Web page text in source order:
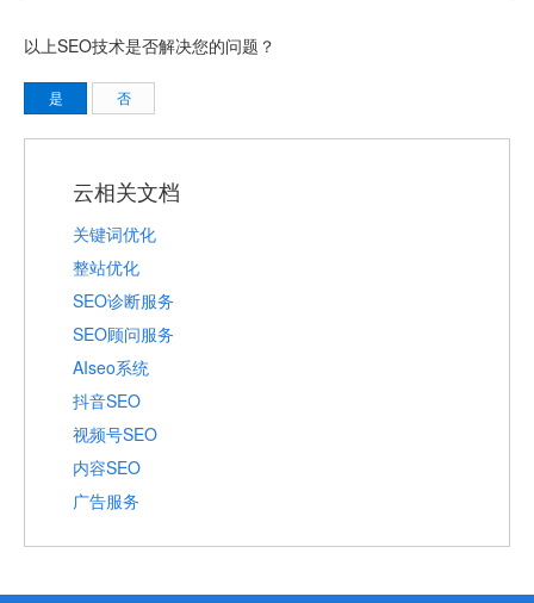
以上SEO技术是否解决您的问题？
是 否
云相关文档
关键词优化
整站优化
SEO诊断服务
SEO顾问服务
AIseo系统
抖音SEO
视频号SEO
内容SEO
广告服务